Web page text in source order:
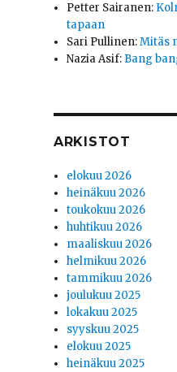
Petter Sairanen:
tapaan
Sari Pullinen:Mitäs
Nazia Asif: Bang
ARKISTOT
elokuu 2026
heinäkuu 2026
toukokuu 2026
huhtikuu 2026
maaliskuu 2026
helmikuu 2026
tammikuu 2026
joulukuu 2025
lokakuu 2025
syyskuu 2025
elokuu 2025
heinäkuu 2025